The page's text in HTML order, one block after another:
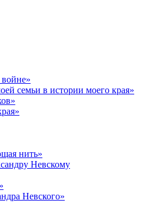
семьи в истории моего края»
нить»
Невскому
Невского»